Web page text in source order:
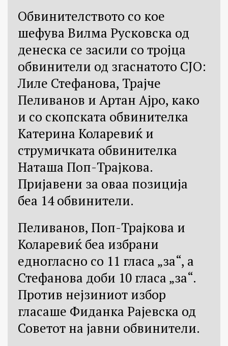
Обвинителството со кое
шефува Вилма Русковска од
денеска се засили со тројца
обвинители од згаснатото СЈО:
Лиле Стефанова, Трајче
Пеливанов и Артан Ајро, како
и со скопската обвинителка
Катерина Коларевиќ и
струмичката обвинителка
Наташа Поп-Трајкова.
Пријавени за оваа позиција
беа 14 обвинители.
Пеливанов, Поп-Трајкова и
Коларевиќ беа избрани
едногласно со 11 гласа „за“, а
Стефанова доби 10 гласа „за“.
Против нејзиниот избор
гласаше Фиданка Рајевска од
Советот на јавни обвинители.